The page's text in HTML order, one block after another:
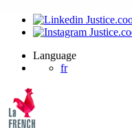
Language
fr